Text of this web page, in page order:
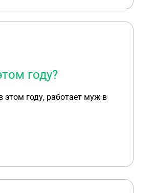
году?
этом году, работает муж в